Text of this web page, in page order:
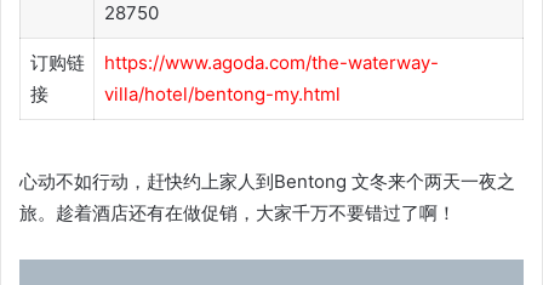
28750
订购链
接
https://www.agoda.com/the-waterway-
villa/hotel/bentong-my.html
心动不如行动，赶快约上家人到Bentong 文冬来个两天一夜之
旅。趁着酒店还有在做促销，大家千万不要错过了啊！